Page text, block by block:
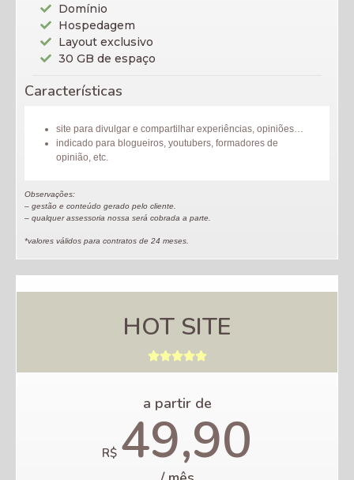
Domínio
Hospedagem
Layout exclusivo
30 GB de espaço
Características
site para divulgar e compartilhar experiências, opiniões…
indicado para blogueiros, youtubers, formadores de
opinião, etc.
Observações:
– gestão e conteúdo gerado pelo cliente.
– qualquer assessoria nossa será cobrada a parte.
*valores válidos para contratos de 24 meses.
HOT SITE

a partir de
R$ 49,90